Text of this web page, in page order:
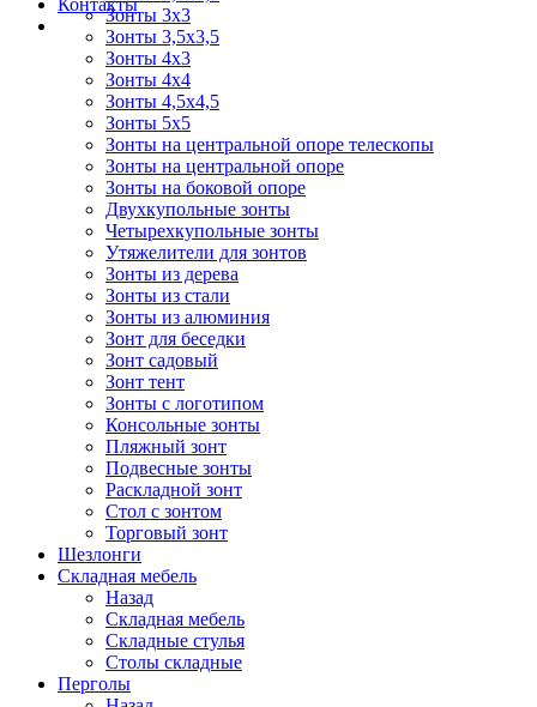
Контакты
Зонты 3х3
Зонты 3,5х3,5
Зонты 4х3
Зонты 4х4
Зонты 4,5х4,5
Зонты 5х5
Зонты на центральной опоре телескопы
Зонты на центральной опоре
Зонты на боковой опоре
Двухкупольные зонты
Четырехкупольные зонты
Утяжелители для зонтов
Зонты из дерева
Зонты из стали
Зонты из алюминия
Зонт для беседки
Зонт садовый
Зонт тент
Зонты с логотипом
Консольные зонты
Пляжный зонт
Подвесные зонты
Раскладной зонт
Стол с зонтом
Торговый зонт
Шезлонги
Складная мебель
Назад
Складная мебель
Складные стулья
Столы складные
Перголы